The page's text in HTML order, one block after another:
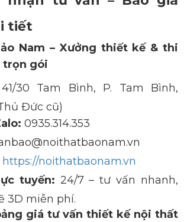
tiết
Nam – Xưởng thiết kế & thi
trọn gói
41/30 Tam Bình, P. Tam Bình,
Đức cũ)
0935.314.353
https://noithatbaonam.vn
tuyến: 24/7 – tư vấn nhanh,
3D miễn phí.
giá tư vấn thiết kế nội thất